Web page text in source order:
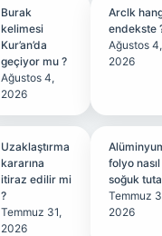
Burak
kelimesi
Kur’an’da
geçiyor mu ?
Ağustos 4,
2026
Arclk
endekste
Ağustos 4,
2026
Uzaklaştırma
kararına
itiraz edilir mi
?
Temmuz 31,
2026
folyo nasıl
soğuk
Temmuz
2026